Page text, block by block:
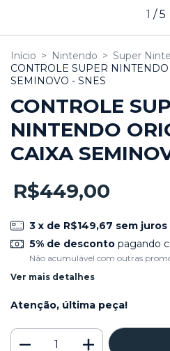
1 /5
Início > Nintendo > Super
CONTROLE SUPER
SEMINOVO - SNES
CONTROLE
NINTENDO
CAIXA
R$449,00
3 x de R$149,67 sem juros
5% de descontopagando
Não acumulável com outras
Ver mais detalhes
Atenção, última peça!